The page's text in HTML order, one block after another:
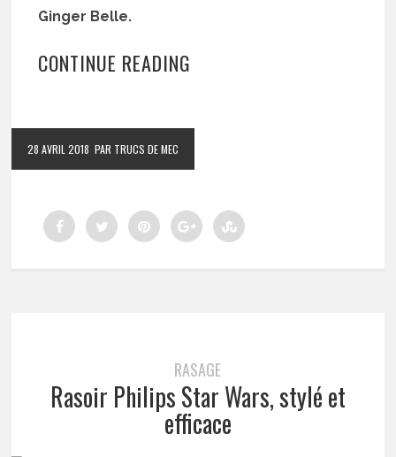
Ginger Belle.
CONTINUE READING
28 AVRIL 2018 PAR TRUCS DE MEC
RASAGE
Rasoir Philips Star Wars, stylé et
efficace